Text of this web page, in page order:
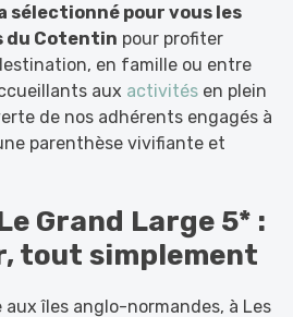
sélectionné pour vous les
du Cotentin pour profiter
en famille ou entre
aux activités en plein
de nos adhérents engagés à
parenthèse vivifiante et
Grand Large 5* :
tout simplement
îles anglo-normandes, à Les